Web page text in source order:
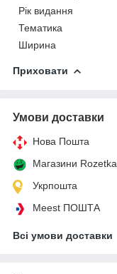
Рік видання
Тематика
Ширина
Приховати
Умови доставки
Нова Пошта
Магазини Rozetka
Укрпошта
Meest ПОШТА
Всі умови доставки